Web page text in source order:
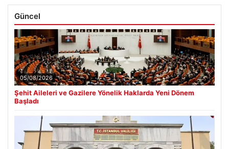
Güncel
05/08/2026
Şehit Aileleri ve Gazilere Yönelik Haklarda Yeni Dönem
Başladı